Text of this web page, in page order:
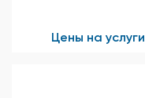
Цены на услуги